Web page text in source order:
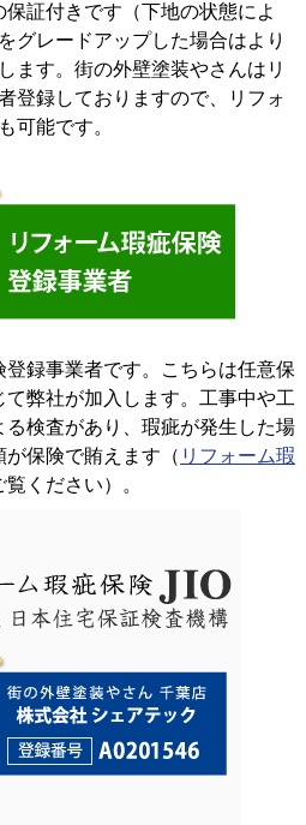
証付きです（下地の状態によ
グレードアップした場合はより
ます。街の外壁塗装やさんはリ
登録しておりますので、リフォ
可能です。
録事業者です。こちらは任意保
弊社が加入します。工事中や工
検査があり、瑕疵が発生した場
保険で賄えます（ リフォーム瑕
覧ください）。